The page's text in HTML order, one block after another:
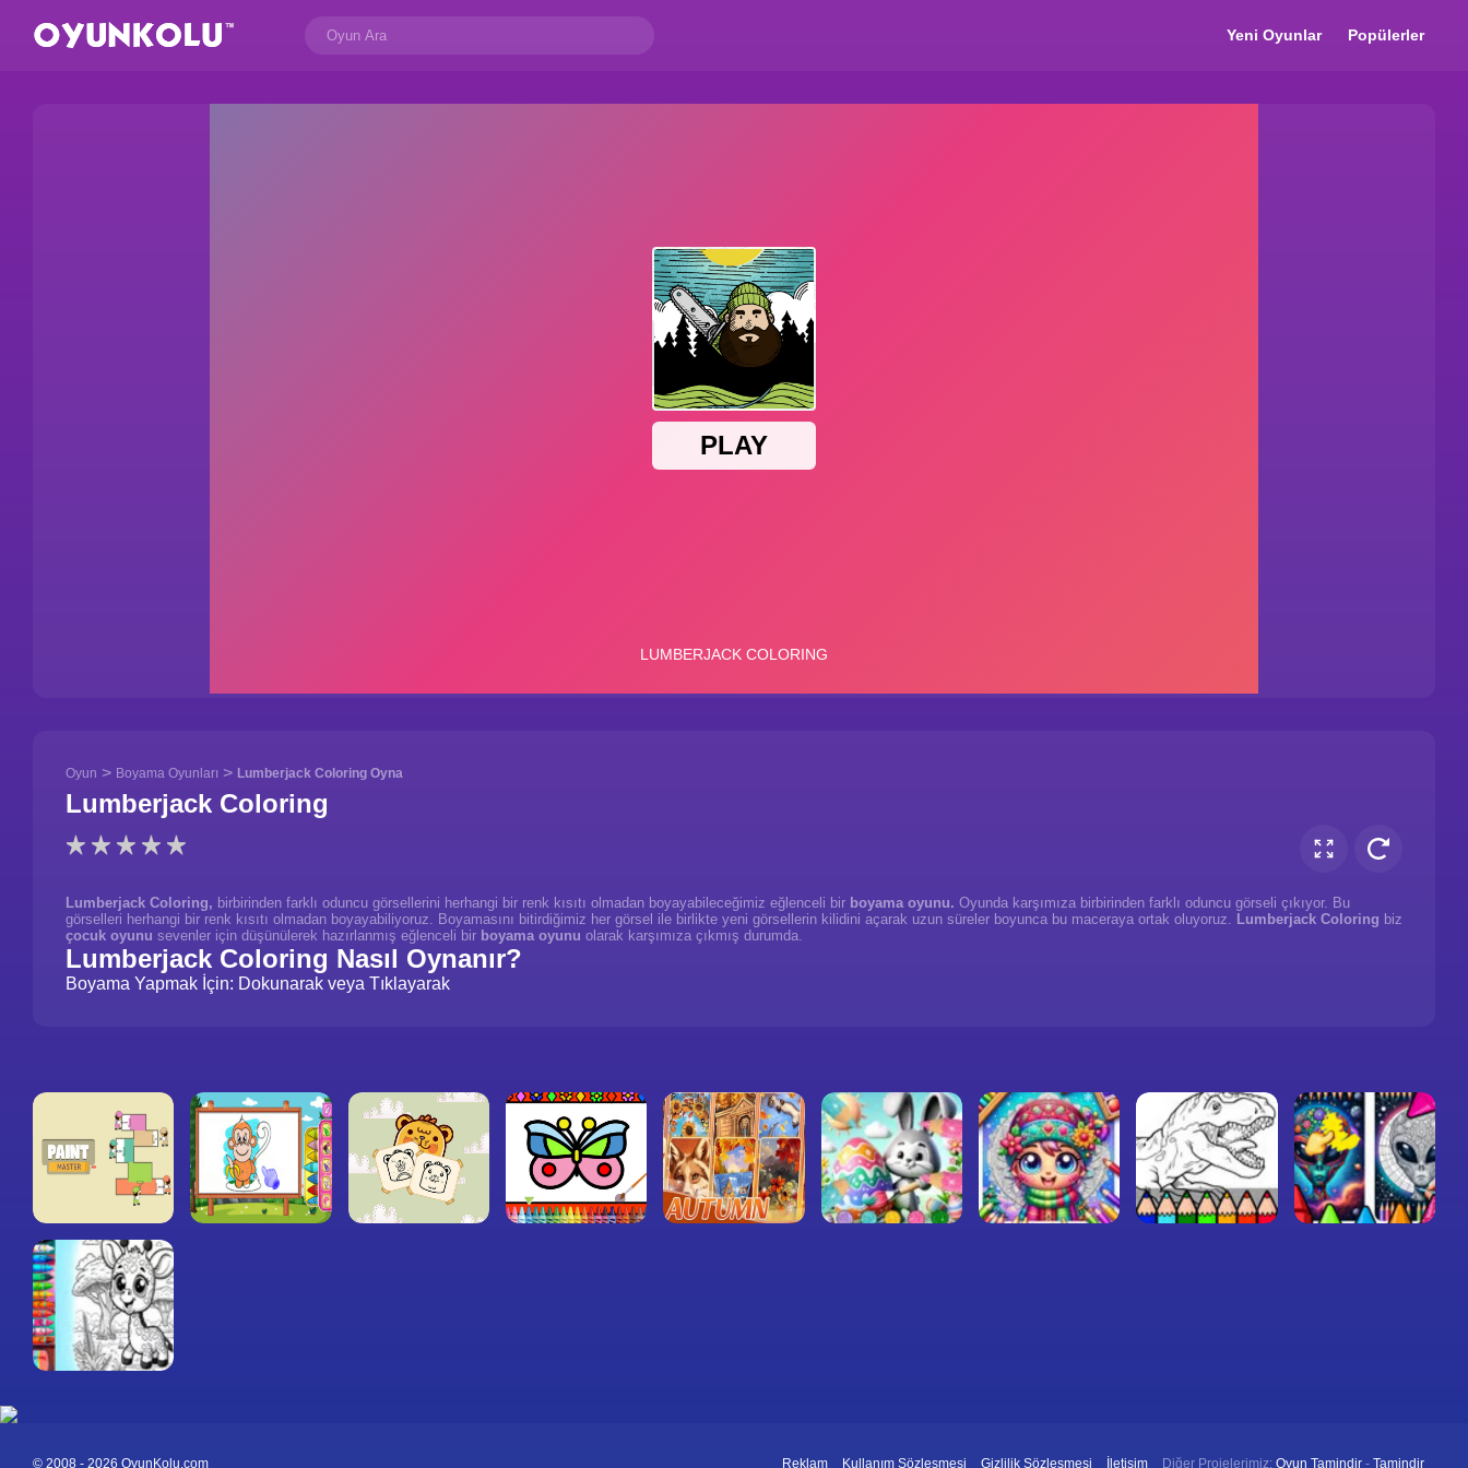
Yeni Oyunlar Popülerler
Oyun > Boyama Oyunları > Lumberjack Coloring Oyna
Lumberjack Coloring
Lumberjack Coloring, birbirinden farklı oduncu görsellerini herhangi bir renk kısıtı olmadan boyayabileceğimiz eğlenceli bir boyama oyunu. Oyunda karşımıza birbirinden farklı oduncu görseli çıkıyor. Bu
görselleri herhangi bir renk kısıtı olmadan boyayabiliyoruz. Boyamasını bitirdiğimiz her görsel ile birlikte yeni görsellerin kilidini açarak uzun süreler boyunca bu maceraya ortak oluyoruz. Lumberjack Coloring biz
çocuk oyunu sevenler için düşünülerek hazırlanmış eğlenceli bir boyama oyunu olarak karşımıza çıkmış durumda.
Lumberjack Coloring Nasıl Oynanır?
Boyama Yapmak İçin: Dokunarak veya Tıklayarak
© 2008 - 2026 OyunKolu.com Reklam Kullanım Sözleşmesi Gizlilik Sözleşmesi İletişim Diğer Projelerimiz: Oyun Tamindir - Tamindir